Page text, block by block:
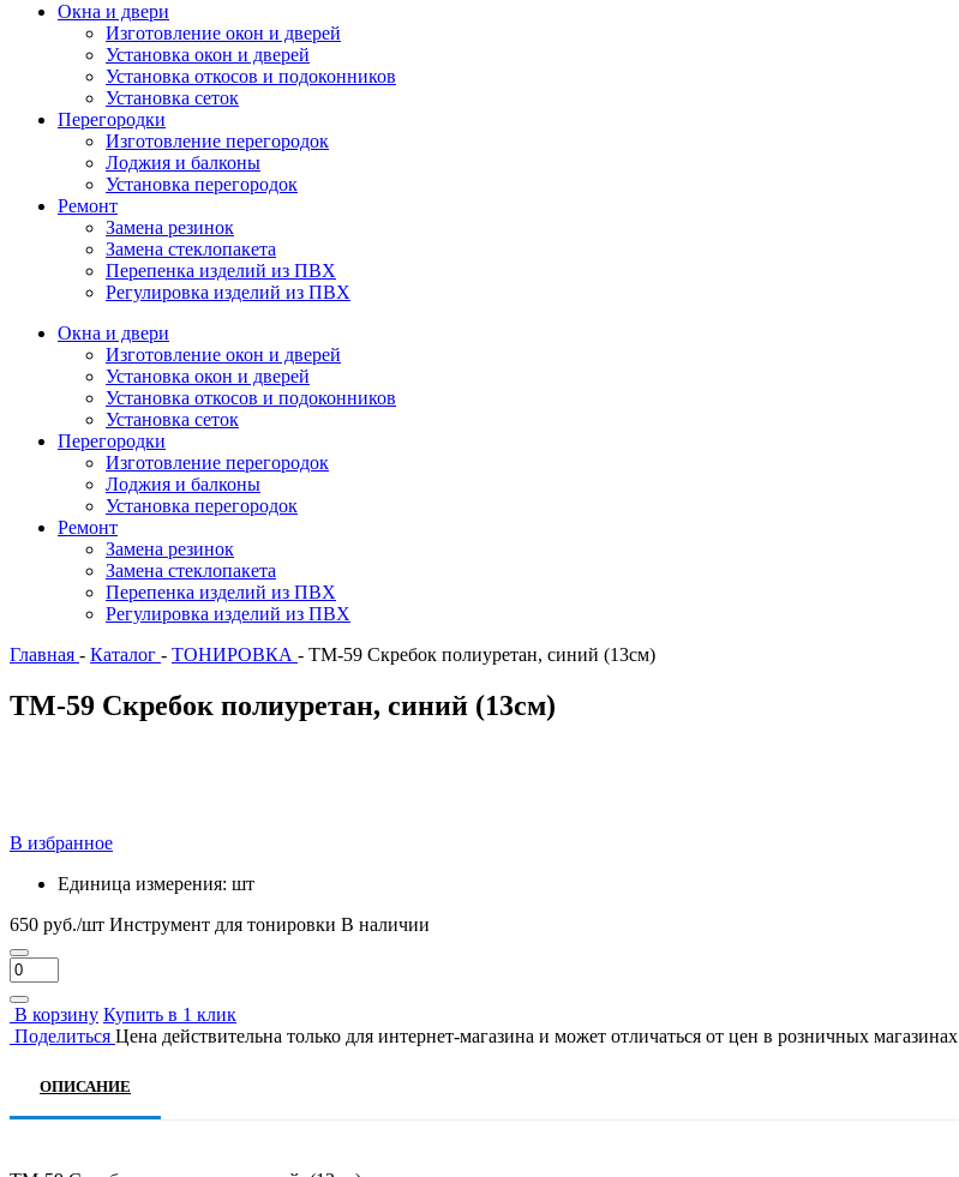
Окна и двери
Изготовление окон и дверей
Установка окон и дверей
Установка откосов и подоконников
Установка сеток
Перегородки
Изготовление перегородок
Лоджия и балконы
Установка перегородок
Ремонт
Замена резинок
Замена стеклопакета
Перепенка изделий из ПВХ
Регулировка изделий из ПВХ
Окна и двери
Изготовление окон и дверей
Установка окон и дверей
Установка откосов и подоконников
Установка сеток
Перегородки
Изготовление перегородок
Лоджия и балконы
Установка перегородок
Ремонт
Замена резинок
Замена стеклопакета
Перепенка изделий из ПВХ
Регулировка изделий из ПВХ
Главная - Каталог - ТОНИРОВКА - ТМ-59 Скребок полиуретан, синий (13см)
ТМ-59 Скребок полиуретан, синий (13см)
В избранное
Единица измерения: шт
650 руб./шт Инструмент для тонировки В наличии
В корзину Купить в 1 клик
Поделиться Цена действительна только для интернет-магазина и может отличаться от цен в розничных магазинах
ОПИСАНИЕ